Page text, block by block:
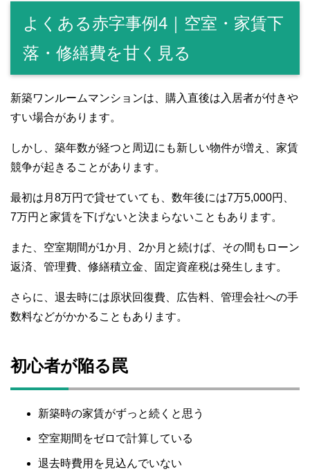
よくある赤字事例4｜空室・家賃下
落・修繕費を甘く見る
新築ワンルームマンションは、購入直後は入居者が付きや
すい場合があります。
しかし、築年数が経つと周辺にも新しい物件が増え、家賃
競争が起きることがあります。
最初は月8万円で貸せていても、数年後には7万5,000円、
7万円と家賃を下げないと決まらないこともあります。
また、空室期間が1か月、2か月と続けば、その間もローン
返済、管理費、修繕積立金、固定資産税は発生します。
さらに、退去時には原状回復費、広告料、管理会社への手
数料などがかかることもあります。
初心者が陥る罠
新築時の家賃がずっと続くと思う
空室期間をゼロで計算している
退去時費用を見込んでいない